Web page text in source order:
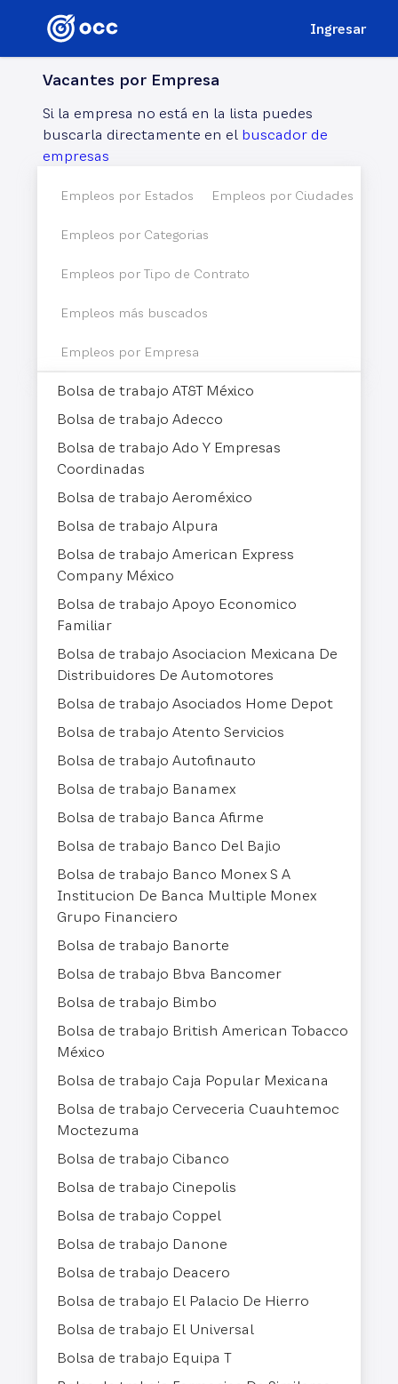
Ingresar
Vacantes por Empresa
Si la empresa no está en la lista puedes
buscarla directamente en el buscador de
empresas
Empleos por Estados Empleos por Ciudades
Empleos por Categorias
Empleos por Tipo de Contrato
Empleos más buscados
Empleos por Empresa
Bolsa de trabajo AT&T México
Bolsa de trabajo Adecco
Bolsa de trabajo Ado Y Empresas
Coordinadas
Bolsa de trabajo Aeroméxico
Bolsa de trabajo Alpura
Bolsa de trabajo American Express
Company México
Bolsa de trabajo Apoyo Economico
Familiar
Bolsa de trabajo Asociacion Mexicana De
Distribuidores De Automotores
Bolsa de trabajo Asociados Home Depot
Bolsa de trabajo Atento Servicios
Bolsa de trabajo Autofinauto
Bolsa de trabajo Banamex
Bolsa de trabajo Banca Afirme
Bolsa de trabajo Banco Del Bajio
Bolsa de trabajo Banco Monex S A
Institucion De Banca Multiple Monex
Grupo Financiero
Bolsa de trabajo Banorte
Bolsa de trabajo Bbva Bancomer
Bolsa de trabajo Bimbo
Bolsa de trabajo British American Tobacco
México
Bolsa de trabajo Caja Popular Mexicana
Bolsa de trabajo Cerveceria Cuauhtemoc
Moctezuma
Bolsa de trabajo Cibanco
Bolsa de trabajo Cinepolis
Bolsa de trabajo Coppel
Bolsa de trabajo Danone
Bolsa de trabajo Deacero
Bolsa de trabajo El Palacio De Hierro
Bolsa de trabajo El Universal
Bolsa de trabajo Equipa T